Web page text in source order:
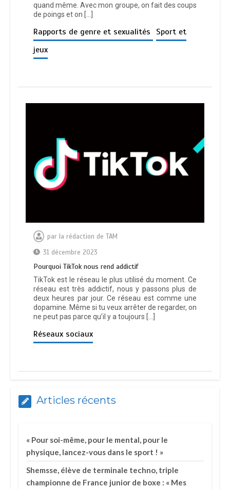
quand même. Avec mon groupe, on fait des coups
de poings et on […]
Rapports de genre et sexualités
Sport et
jeux
par la rédaction de TAM
31 décembre 2023
Pourquoi TikTok nous rend addictif
TikTok est le réseau le plus utilisé du moment. Ce
réseau est très addictif, nous y passons plus de
deux heures par jour. Ce réseau est comme une
dopamine. Même si tu veux arrêter de regarder, on
ne peut pas parce qu’il y a toujours […]
Réseaux sociaux
Articles récents
« Pour soi-même, pour le mental, pour le
physique, lancez-vous dans le sport ! »
Shemsse, élève de terminale techno, triple
championne de France junior de boxe : « Mes